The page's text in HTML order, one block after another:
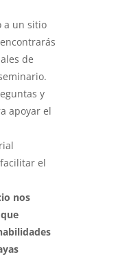
a un sitio
de
y
apoyar el
el
nos